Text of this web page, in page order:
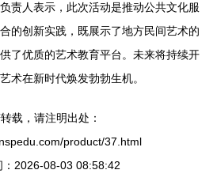
责人表示，此次活动是推动公共文化服
的创新实践，既展示了地方民间艺术的
了优质的艺术教育平台。未来将持续开
术在新时代焕发勃勃生机。
载，请注明出处：
product/37.html
：2026-08-03 08:58:42